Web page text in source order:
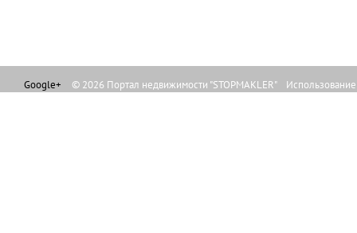
Google+ © 2026 Портал недвижимости "STOPMAKLER"